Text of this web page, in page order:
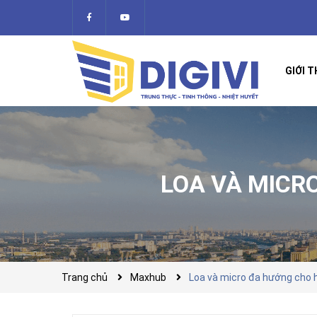
GIỚI
LOA VÀ
Trang chủ Maxhub Loa và micro đa hướng cho